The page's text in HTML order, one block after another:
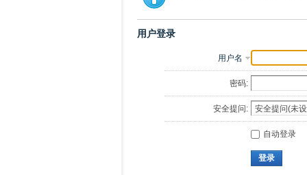
用户登录
用户名
密码:
安全提问:
自动登录
登录